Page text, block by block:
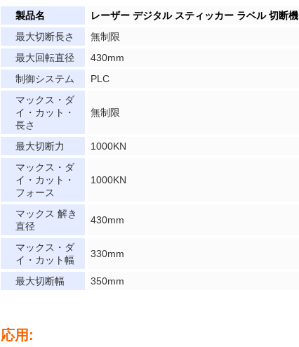
製品名
レーザー デジタル スティッカー ラベル 切断機
最大切断長さ
無制限
最大回転直径
430mm
制御システム
PLC
マックス・ダ
イ・カット・
長さ
無制限
最大切断力
1000KN
マックス・ダ
イ・カット・
フォース
1000KN
マックス 解き
直径
430mm
マックス・ダ
イ・カット幅
330mm
最大切断幅 350mm
応用: